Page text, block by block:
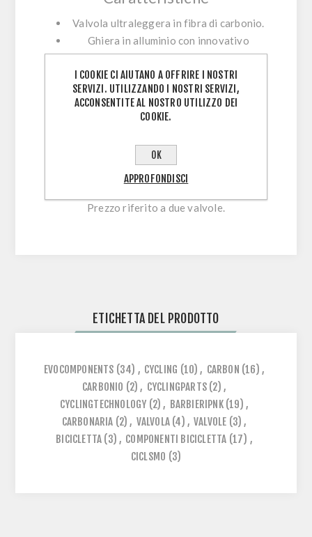
Valvola ultraleggera in fibra di carbonio.
Ghiera in alluminio con innovativo
sistema antisvitamento, completa di o-
ring di tenuta.
Inclusi due inserti in gomma
intercambiabili per la massima
mercato.
Lunghezza valvola: 45 mm.
Peso reale: 4 g (per valvola).
Prezzo riferito a due valvole.
ETICHETTA DEL PRODOTTO
EVOCOMPONENTS (34) , CYCLING (10) , CARBON (16) ,
CARBONIO (2) , CYCLINGPARTS (2) ,
CYCLINGTECHNOLOGY (2) , BARBIERIPNK (19) ,
CARBONARIA (2) , VALVOLA (4) , VALVOLE (3) ,
BICICLETTA (3) , COMPONENTI BICICLETTA (17) ,
CICLSMO (3)
I COOKIE CI AIUTANO A OFFRIRE I NOSTRI
SERVIZI. UTILIZZANDO I NOSTRI SERVIZI,
ACCONSENTITE AL NOSTRO UTILIZZO DEI
COOKIE.
OK
APPROFONDISCI